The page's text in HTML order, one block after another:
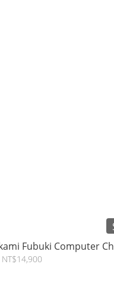
Fubuki Computer
NT$14,900